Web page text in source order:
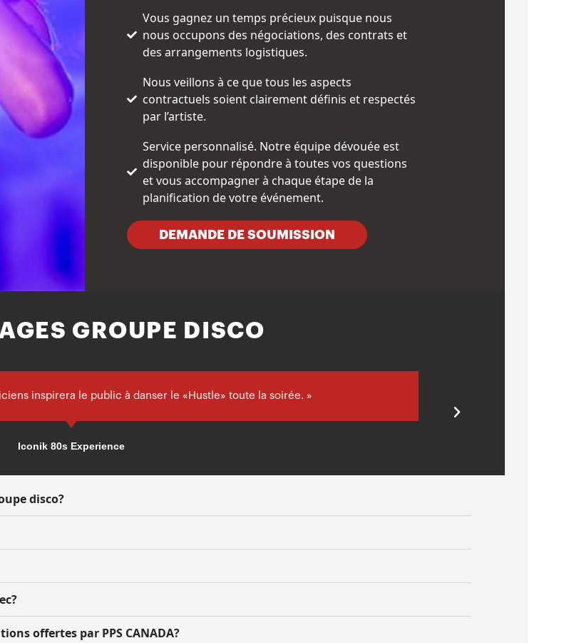
Vous gagnez un temps précieux puisque nous
nous occupons des négociations, des contrats et
des arrangements logistiques.
Nous veillons à ce que tous les aspects
contractuels soient clairement définis et respectés
par l’artiste.
Service personnalisé. Notre équipe dévouée est
disponible pour répondre à toutes vos questions
et vous accompagner à chaque étape de la
planification de votre événement.
DEMANDE DE SOUMISSION
GROUPE DISCO
inspirera le public à danser le «Hustle» toute la soirée. »
Iconik 80s Experience
disco?
offertes par PPS CANADA?